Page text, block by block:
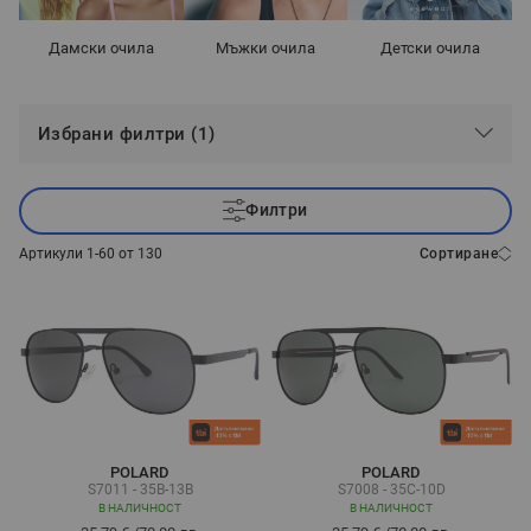
Дамски очила Мъжки очила Детски очила
Избрани филтри (1)
Филтри
Артикули 1-60 от 130 Сортиране
POLARD
S7011 - 35B-13B
В НАЛИЧНОСТ
POLARD
S7008 - 35C-10D
В НАЛИЧНОСТ